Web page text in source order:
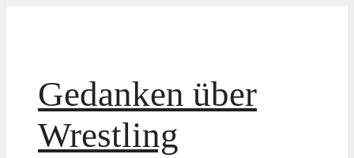
Gedanken über
Wrestling